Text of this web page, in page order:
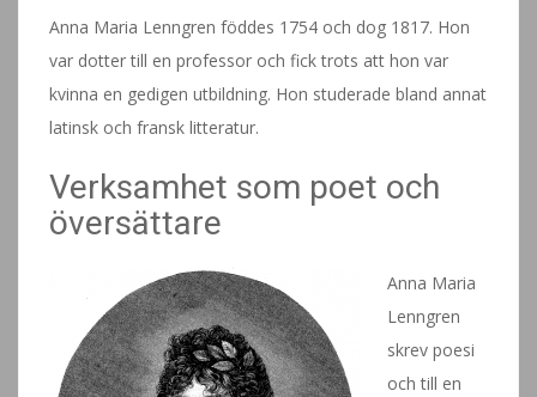
Anna Maria Lenngren föddes 1754 och dog 1817. Hon
var dotter till en professor och fick trots att hon var
kvinna en gedigen utbildning. Hon studerade bland annat
latinsk och fransk litteratur.
Verksamhet som poet och
översättare
Anna Maria
Lenngren
skrev poesi
och till en